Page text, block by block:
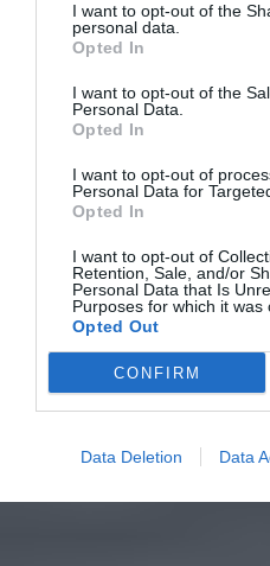
I want to opt-out of the
personal data.
Opted In
I want to opt-out of the
Personal Data.
Opted In
I want to opt-out of
Personal Data for
Opted In
I want to opt-out of
Retention, Sale, and/or
Personal Data that Is
Purposes for which it was
Opted Out
CONFIRM
Data Deletion Data